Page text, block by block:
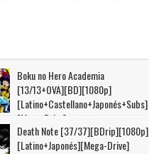
Boku no Hero Academia
[13/13+OVA][BD][1080p]
[Latino+Castellano+Japonés+Subs]
[Mega-Drive]
Death Note [37/37][BDrip][1080p]
[Latino+Japonés][Mega-Drive]